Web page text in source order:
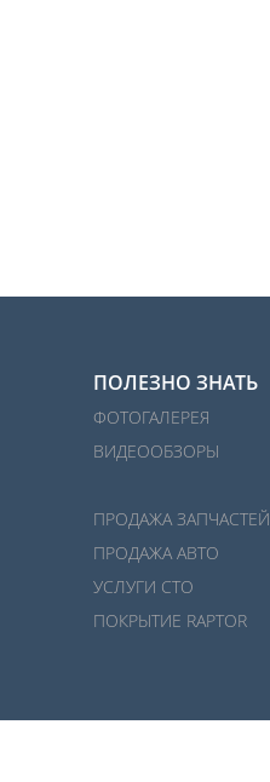
ПОЛЕЗНО ЗНАТЬ
ФОТОГАЛЕРЕЯ
ВИДЕООБЗОРЫ
ПРОДАЖА ЗАПЧАСТЕЙ
ПРОДАЖА АВТО
УСЛУГИ СТО
ПОКРЫТИЕ RAPTOR